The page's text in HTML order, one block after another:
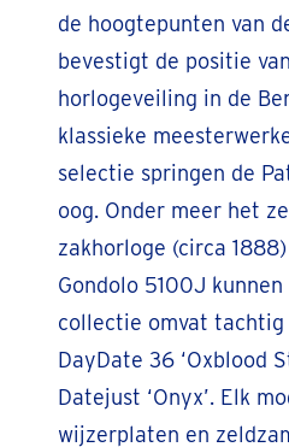
de hoogtepunten van
bevestigt de positie
horlogeveiling in de
klassieke
selectie springen de
oog. Onder meer het
zakhorloge (circa
Gondolo 5100J
collectie omvat tachtig
DayDate 36 ‘Oxblood
Datejust ‘Onyx’. Elk
wijzerplaten en